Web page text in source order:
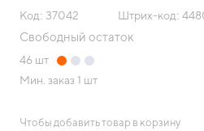
Код: 37042 Штрих-код:
Свободный остаток
46 шт
Мин. заказ 1 шт
Чтобы добавить товар в корзину